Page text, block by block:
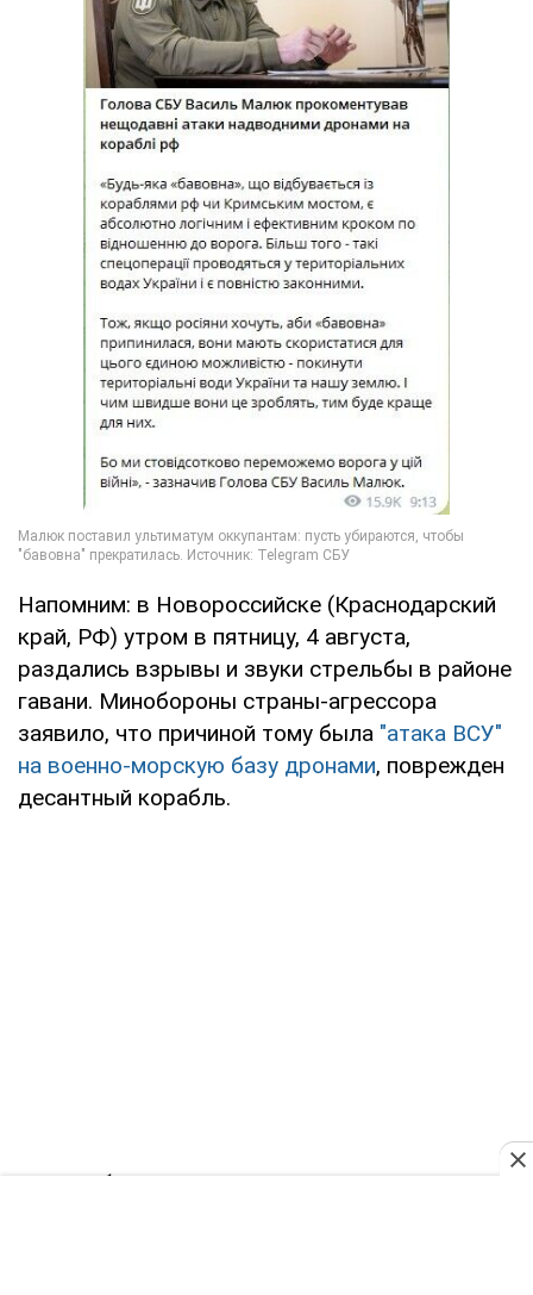
Напомним: в Новороссийске (Краснодарский
край, РФ) утром в пятницу, 4 августа,
раздались взрывы и звуки стрельбы в районе
гавани. Минобороны страны-агрессора
заявило, что причиной тому была "атака ВСУ"
на военно-морскую базу дронами, поврежден
десантный корабль.
Как сообщал OBOZREVATEL, в Главном